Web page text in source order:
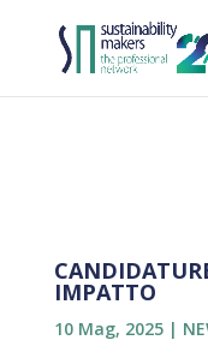
IMPATTO
10 Mag, 2025|